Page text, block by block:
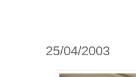
25/04/2003